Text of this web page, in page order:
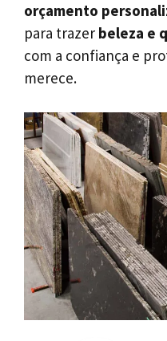
orçamento
para trazer beleza e
com a confiança e
merece.